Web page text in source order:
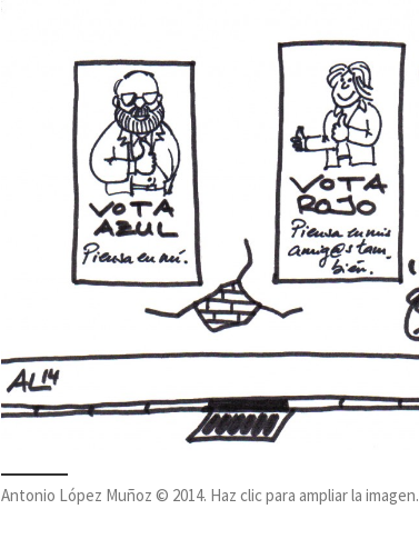
Antonio López Muñoz © 2014. Haz clic para ampliar la imagen.